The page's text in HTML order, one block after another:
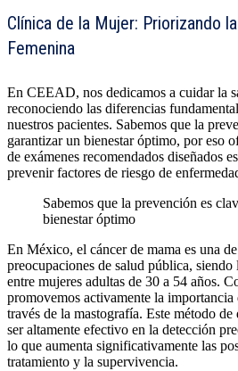
Clínica de la Mujer: Priorizando
Femenina
En CEEAD, nos dedicamos a cuidar la
reconociendo las diferencias
nuestros pacientes. Sabemos que la
garantizar un bienestar óptimo, por eso
de exámenes recomendados diseñados
prevenir factores de riesgo de
Sabemos que la prevención es
bienestar óptimo
En México, el cáncer de mama es una
preocupaciones de salud pública, siendo
entre mujeres adultas de 30 a 54 años.
promovemos activamente la importancia
través de la mastografía. Este método
ser altamente efectivo en la detección
lo que aumenta significativamente las
tratamiento y la supervivencia.